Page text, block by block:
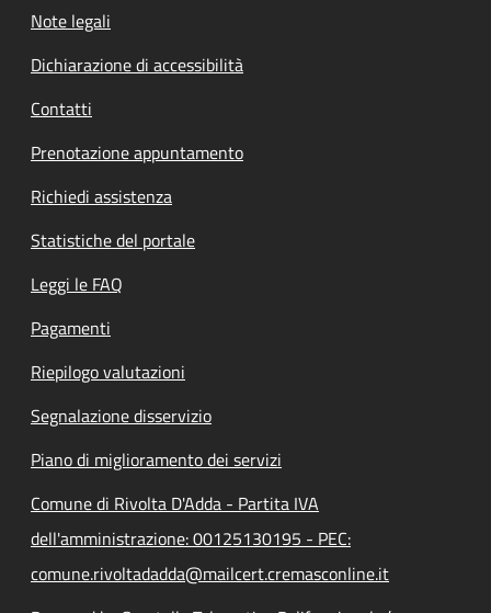
Note legali
Dichiarazione di accessibilità
Contatti
Prenotazione appuntamento
Richiedi assistenza
Statistiche del portale
Leggi le FAQ
Pagamenti
Riepilogo valutazioni
Segnalazione disservizio
Piano di miglioramento dei servizi
Comune di Rivolta D'Adda - Partita IVA
dell'amministrazione: 00125130195 - PEC:
comune.rivoltadadda@mailcert.cremasconline.it